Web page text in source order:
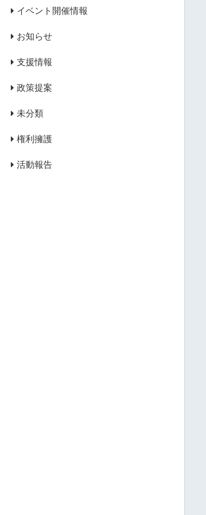
イベント開催情報
お知らせ
支援情報
政策提案
未分類
権利擁護
活動報告